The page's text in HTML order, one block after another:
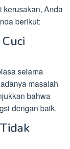
kerusakan, Anda
berikut:
selama
masalah
bahwa
dengan baik.